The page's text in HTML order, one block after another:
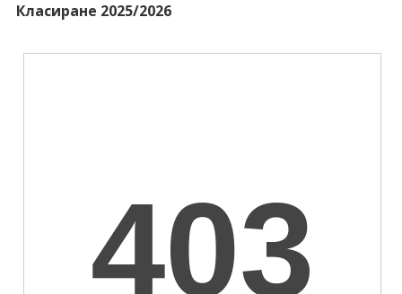
Класиране 2025/2026